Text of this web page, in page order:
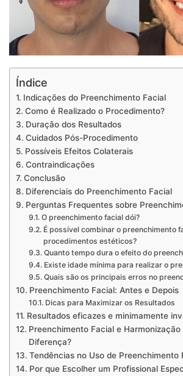
Índice
Indicações do Preenchimento Facial
Como é Realizado o Procedimento?
Duração dos Resultados
Cuidados Pós-Procedimento
Possíveis Efeitos Colaterais
Contraindicações
Conclusão
Diferenciais do Preenchimento Facial
Perguntas Frequentes sobre
O preenchimento facial dói?
É possível combinar o preenchimento
procedimentos estéticos?
Quanto tempo dura o efeito do
Existe idade mínima para realizar o
Quais são os principais erros no
Preenchimento Facial: Antes e Depois
Dicas para Maximizar os Resultados
Resultados eficazes e minimamente
Preenchimento Facial e Harmonização
Diferença?
Tendências no Uso de Preenchimento
Por que Escolher um Profissional